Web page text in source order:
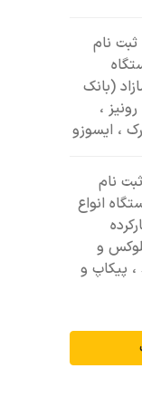
نام
دستگاه
(بانک
،
، ایسوزو
نام
140 دستگاه انواع
و
، پیکاپ و